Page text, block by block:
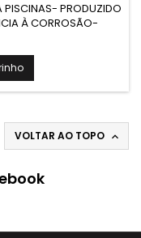
PISCINAS- PRODUZIDO
À CORROSÃO-
DE PERMUTA-
DE ÁGUA DE
VOLTAR AO TOPO 